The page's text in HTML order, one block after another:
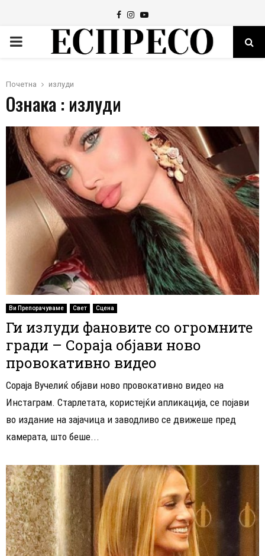
Facebook
Instagram
Youtube
PRIMARY
Почетна излуди
Ознака : излуди
Ви Препорачуваме Свет Сцена
Ги излуди фановите со огромните
гради – Сораја објави ново
провокативно видео
Сораја Вучелиќ објави ново провокативно видео на
Инстаграм. Старлетата, користејќи апликација, се појави
во издание на зајачица и заводливо се движеше пред
камерата, што беше...